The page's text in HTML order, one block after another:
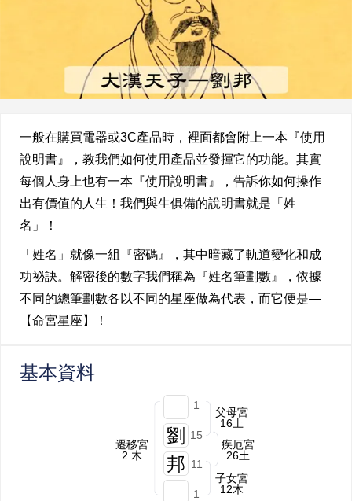
一般在購買電器或3C產品時，裡面都會附上一本『使用
說明書』，教我們如何使用產品並發揮它的功能。其實
每個人身上也有一本『使用說明書』，告訴你如何操作
出有價值的人生！我們與生俱備的說明書就是「姓
名」！
「姓名」就像一組『密碼』，其中暗藏了軌道變化和成
功祕訣。解密後的數字我們稱為『姓名筆劃數』，依據
不同的總筆劃數各以不同的星座做為代表，而它便是—
【命宮星座】！
基本資料
遷移宮
2 木
劉
邦
1
15
11
1
父母宮
16土
疾厄宮
26土
子女宮
12木